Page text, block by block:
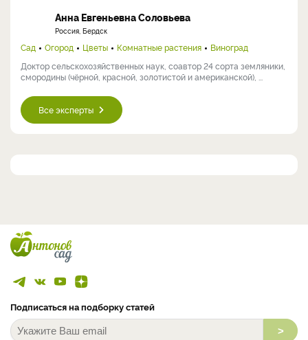
Анна Евгеньевна Соловьева
Россия, Бердск
Сад Огород Цветы Комнатные растения
Виноград
Доктор сельскохозяйственных наук, соавтор 24 сорта земляники,
смородины (чёрной, красной, золотистой и американской), ...
Все эксперты
Подписаться на подборку статей
>